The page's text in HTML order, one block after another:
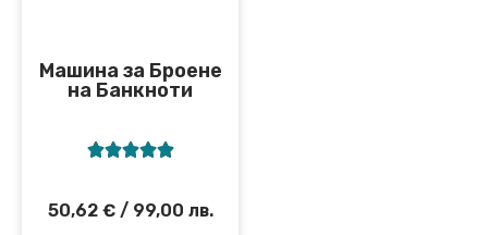
Машина за Броене
на Банкноти

50,62 €/ 99,00 лв.